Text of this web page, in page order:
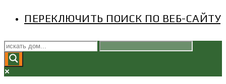
ПЕРЕКЛЮЧИТЬ ПОИСК ПО ВЕБ-САЙТУ